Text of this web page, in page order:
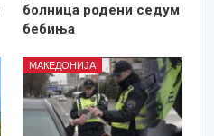
болница родени седум
бебиња
МАКЕДОНИЈА